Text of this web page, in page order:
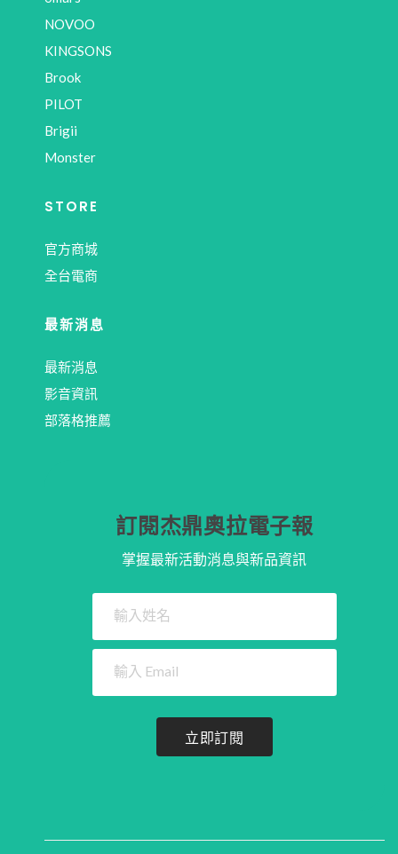
NOVOO
KINGSONS
Brook
PILOT
Brigii
Monster
STORE
官方商城
全台電商
最新消息
最新消息
影音資訊
部落格推薦
訂閱杰鼎奧拉電子報
掌握最新活動消息與新品資訊
立即訂閱